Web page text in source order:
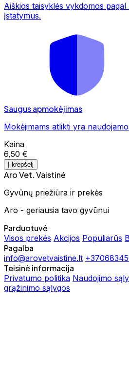
Aiškios taisyklės vykdomos
įstatymus.
Saugus apmokėjimas
Mokėjimams atlikti yra
Kaina
6,50 €
Į krepšelį
Aro Vet. Vaistinė
Gyvūnų priežiūra ir prekės
Aro - geriausia tavo gyvūnui
Parduotuvė
Visos prekės Akcijos Populiarūs
Pagalba
info@arovetvaistine.lt
Teisinė informacija
Privatumo politika Naudojimo
grąžinimo sąlygos